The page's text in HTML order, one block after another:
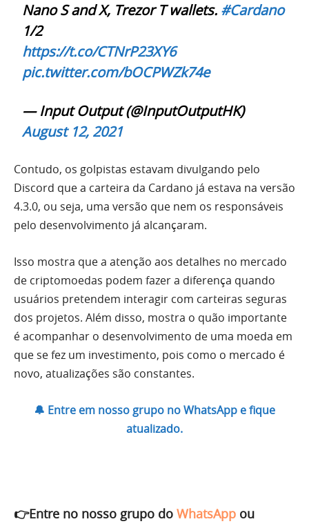
Nano S and X, Trezor T wallets. #Cardano
1/2
https://t.co/CTNrP23XY6
pic.twitter.com/bOCPWZk74e
— Input Output (@InputOutputHK)
August 12, 2021
Contudo, os golpistas estavam divulgando pelo
Discord que a carteira da Cardano já estava na versão
4.3.0, ou seja, uma versão que nem os responsáveis
pelo desenvolvimento já alcançaram.
Isso mostra que a atenção aos detalhes no mercado
de criptomoedas podem fazer a diferença quando
usuários pretendem interagir com carteiras seguras
dos projetos. Além disso, mostra o quão importante
é acompanhar o desenvolvimento de uma moeda em
que se fez um investimento, pois como o mercado é
novo, atualizações são constantes.
🔔 Entre em nosso grupo no WhatsApp e fique
atualizado.
👉Entre no nosso grupo do WhatsApp ou